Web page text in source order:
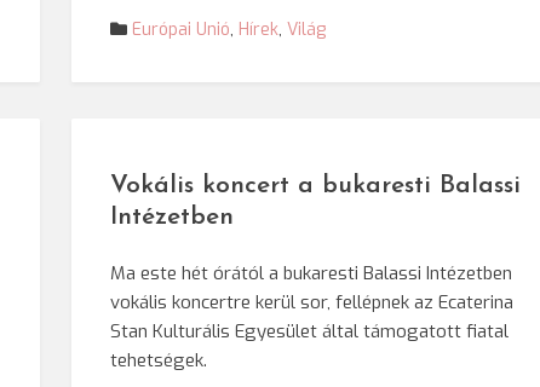
Európai Unió, Hírek,Világ
Vokális koncert a bukaresti Balassi
Intézetben
Ma este hét órától a bukaresti Balassi Intézetben
vokális koncertre kerül sor, fellépnek az Ecaterina
Stan Kulturális Egyesület által támogatott fiatal
tehetségek.